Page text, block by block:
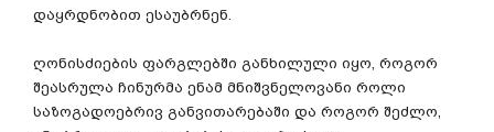
დაყრდნობით ესაუბრნენ
ღონისძიების ფარგლებში განხილული იყო როგორ
შეასრულა ჩინურმა ენამ მნიშვნელოვანი როლი
საზოგადოებრივ განვითარებაში და როგორ შეძლო